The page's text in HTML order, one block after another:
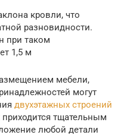
кровли, что
разновидности.
при таком
1,5 м
мебели,
могут
двухэтажных строений
приходится тщательным
любой детали